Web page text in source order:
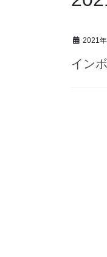
2021
イン